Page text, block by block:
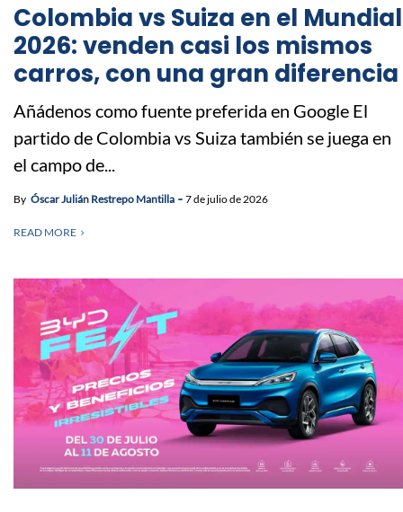
Colombia vs Suiza en el Mundial
2026: venden casi los mismos
carros, con una gran diferencia
Añádenos como fuente preferida en Google El
partido de Colombia vs Suiza también se juega en
el campo de...
By Óscar Julián Restrepo Mantilla 7 de julio de 2026
READ MORE